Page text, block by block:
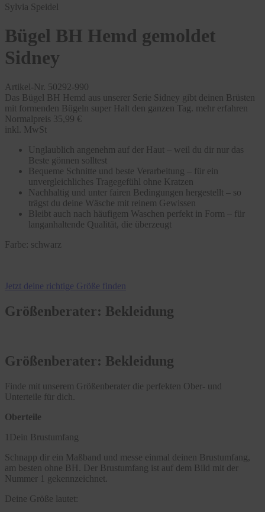
Sylvia Speidel
Bügel BH Hemd gemoldet
Sidney
Artikel-Nr. 50292-990
Das Bügel BH Hemd aus unserer Serie Sidney gibt deinen Brüsten
mit formenden Bügeln super Halt den ganzen Tag.
mehr erfahren
Normalpreis 35,99 €
inkl. MwSt
Unglaublich angenehm auf der Haut – weil du dir nur das
Beste gönnen solltest
Bequeme Schnitte und beste Verarbeitung – für ein
unvergleichliches Tragegefühl ohne Kratzen
Nachhaltig und unter fairen Bedingungen hergestellt – so
trägst du deine Wäsche mit reinem Gewissen
Bleibt auch nach häufigem Waschen perfekt in Form – für
langanhaltende Qualität, die überzeugt
Farbe: schwarz
Jetzt deine richtige Größe finden
Größenberater: Bekleidung
Größenberater: Bekleidung
Finde mit unserem Größenberater die perfekten Ober- und
Unterteile für dich.
Oberteile
1 Dein Brustumfang
Schnapp dir ein Maßband und messe einmal deinen Brustumfang,
am besten ohne BH. Der Brustumfang ist auf dem Bild mit der
Nummer 1 gekennzeichnet.
Deine Größe lautet: